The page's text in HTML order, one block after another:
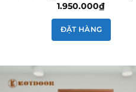
1.950.000₫
ĐẶT HÀNG